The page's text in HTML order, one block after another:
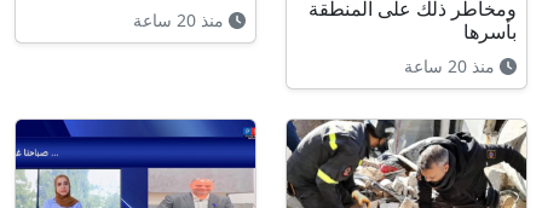
ومخاطر ذلك على المنطقة
بأسرها
منذ 20 ساعة
منذ 20 ساعة